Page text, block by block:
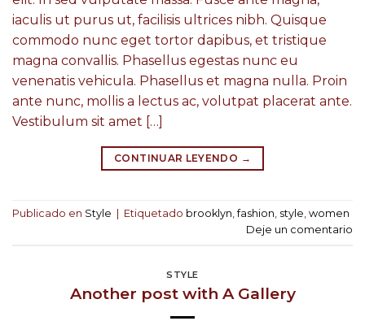
iaculis ut purus ut, facilisis ultrices nibh. Quisque
commodo nunc eget tortor dapibus, et tristique
magna convallis. Phasellus egestas nunc eu
venenatis vehicula. Phasellus et magna nulla. Proin
ante nunc, mollis a lectus ac, volutpat placerat ante.
Vestibulum sit amet […]
CONTINUAR LEYENDO →
Publicado en Style Etiquetado brooklyn,fashion, style, women
Deje un comentario
STYLE
Another post with A Gallery